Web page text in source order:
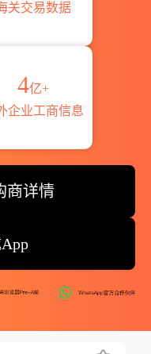
关交易数据
4亿+
企业工商信息
商详情